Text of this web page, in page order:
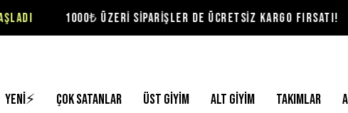
1000₺ ÜZERİ SİPARİŞLER DE ÜCRETSİZ KARGO FIRSATI! SEZON
Yeni⚡ Çok Satanlar Üst Giyim Alt Giyim Takımlar